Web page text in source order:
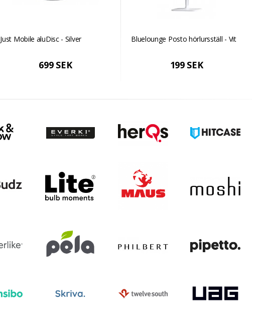
Just Mobile aluDisc - Silver
699 SEK
Bluelounge Posto hörlursställ - Vit
199 SEK